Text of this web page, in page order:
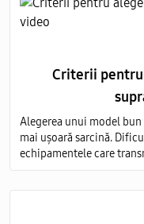
Criterii pentru
Alegerea unui model bun
mai ușoară sarcină.
echipamentele care
foarte ridicat, iar